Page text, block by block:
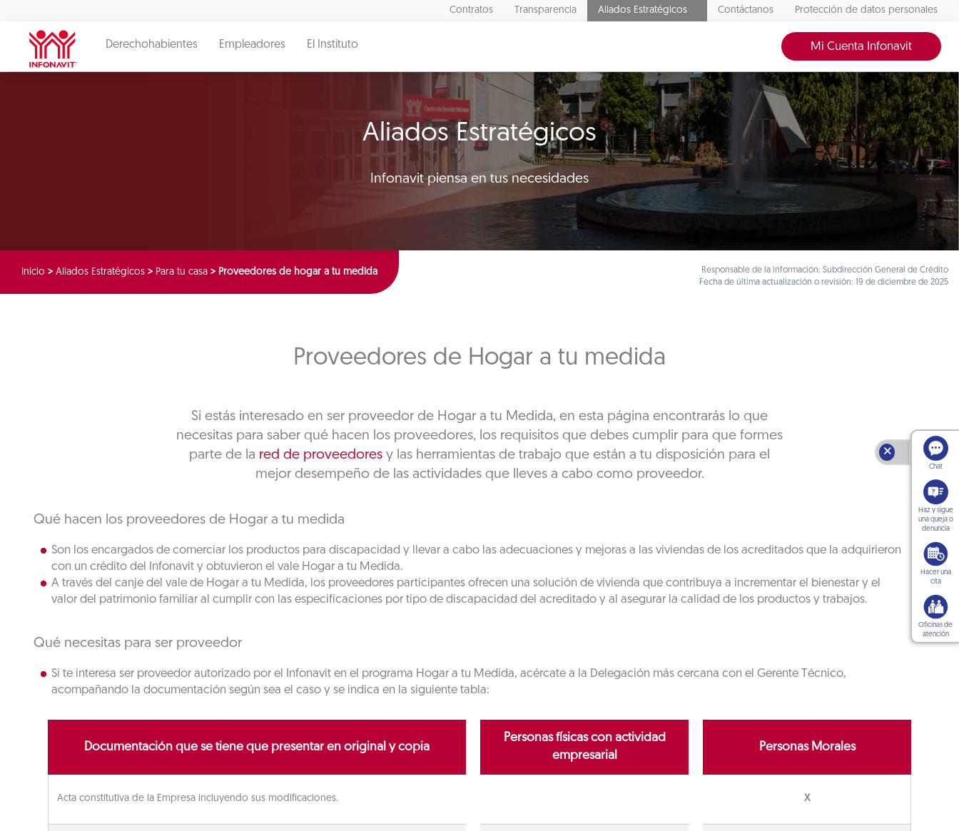
Contratos Transparencia Aliados Estratégicos Contáctanos Protección de datos personales
Derechohabientes Empleadores El Instituto Mi Cuenta Infonavit
Aliados Estratégicos
Infonavit piensa en tus necesidades
Inicio > Aliados Estratégicos > Para tu casa > Proveedores de hogar a tu medida
Responsable de la información: Subdirección General de Crédito
Fecha de última actualización o revisión: 19 de diciembre de 2025
Proveedores de Hogar a tu medida
Si estás interesado en ser proveedor de Hogar a tu Medida, en esta página encontrarás lo que
necesitas para saber qué hacen los proveedores, los requisitos que debes cumplir para que formes
parte de la red de proveedores y las herramientas de trabajo que están a tu disposición para el
mejor desempeño de las actividades que lleves a cabo como proveedor.
Qué hacen los proveedores de Hogar a tu medida
Son los encargados de comerciar los productos para discapacidad y llevar a cabo las adecuaciones y mejoras a las viviendas de los acreditados que la adquirieron
con un crédito del Infonavit y obtuvieron el vale Hogar a tu Medida.
A través del canje del vale de Hogar a tu Medida, los proveedores participantes ofrecen una solución de vivienda que contribuya a incrementar el bienestar y el
valor del patrimonio familiar al cumplir con las especificaciones por tipo de discapacidad del acreditado y al asegurar la calidad de los productos y trabajos.
Qué necesitas para ser proveedor
Si te interesa ser proveedor autorizado por el Infonavit en el programa Hogar a tu Medida, acércate a la Delegación más cercana con el Gerente Técnico,
acompañando la documentación según sea el caso y se indica en la siguiente tabla:
Documentación que se tiene que presentar en original y copia
Personas físicas con actividad
empresarial
Personas Morales
Acta constitutiva de la Empresa incluyendo sus modificaciones. X
🗙
Chat
Haz y sigue
una queja o
denuncia
Hacer una
cita
Oficinas de
atención